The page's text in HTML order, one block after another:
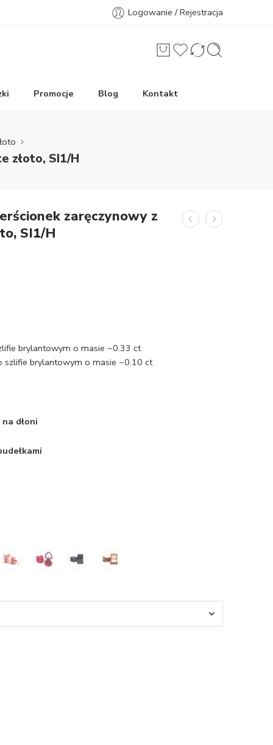
Logowanie / Rejestracja
Promocje Blog Kontakt
złoto, SI1/H
zaręczynowy z
SI1/H
brylantowym o masie ~0.33 ct
szlifie brylantowym o masie ~0.10 ct
dłoni